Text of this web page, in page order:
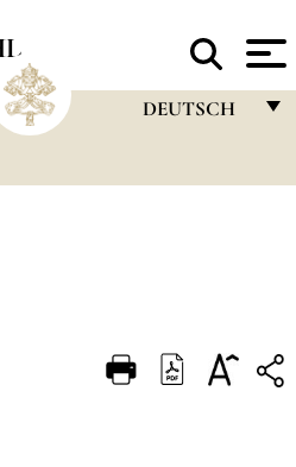
DEUTSCH
DEUTSCH